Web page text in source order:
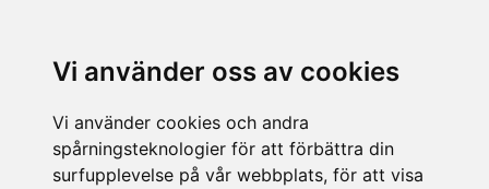
Vi använder oss av cookies
Vi använder cookies och andra
spårningsteknologier för att förbättra din
surfupplevelse på vår webbplats, för att visa